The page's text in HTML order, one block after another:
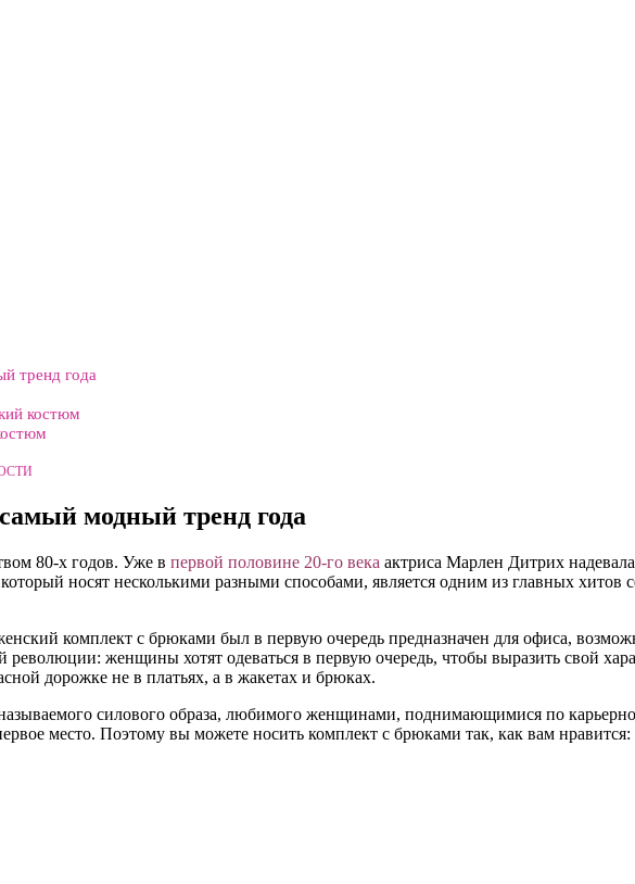
тренд года
костюм
модный тренд года
80-х годов. Уже в первой половине 20-го века актриса Марлен Дитрих надевала
носят несколькими разными способами, является одним из главных хитов
комплект с брюками был в первую очередь предназначен для офиса,
женщины хотят одеваться в первую очередь, чтобы выразить свой
дорожке не в платьях, а в жакетах и ​​брюках.
силового образа, любимого женщинами, поднимающимися по
место. Поэтому вы можете носить комплект с брюками так, как вам